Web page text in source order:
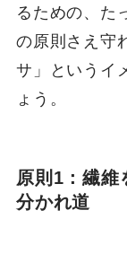
るための、た
の原則さえ守
サ」というイ
ょう。
原則1：繊維
分かれ道